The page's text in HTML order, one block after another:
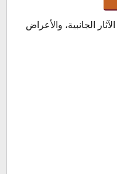
الجانبية، والأعراض